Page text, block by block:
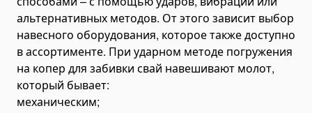
Оборудование для грузовых автомобилей
Гидроборты
Запчасти и комплектующие для гидробортов
Пневматические подвески
Седельно-сцепные устройства
Тягово-сцепные устройства
альтернативных методов. От этого зависит выбор
навесного оборудования, которое также доступно
в ассортименте. При ударном методе погружения
на копер для забивки свай навешивают молот,
который бывает:
механическим;